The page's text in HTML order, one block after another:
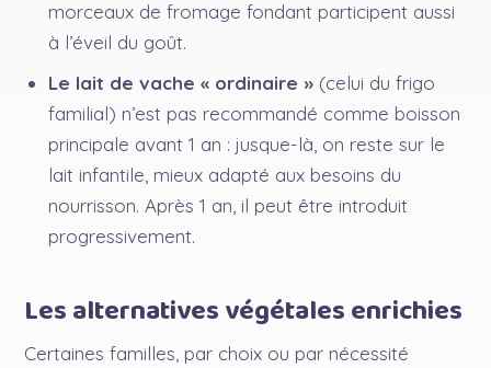
morceaux de fromage fondant participent aussi
à l’éveil du goût.
Le lait de vache « ordinaire » (celui du frigo
familial) n’est pas recommandé comme boisson
principale avant 1 an : jusque-là, on reste sur le
lait infantile, mieux adapté aux besoins du
nourrisson. Après 1 an, il peut être introduit
progressivement.
Les alternatives végétales enrichies
Certaines familles, par choix ou par nécessité